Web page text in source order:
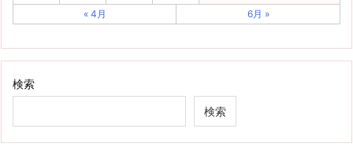
« 4月 6月 »
検索
検索